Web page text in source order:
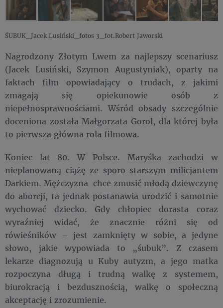
ŚUBUK_Jacek Lusiński_fotos 3_fot.Robert Jaworski
Nagrodzony Złotym Lwem za najlepszy scenariusz
(Jacek Lusiński, Szymon Augustyniak), oparty na
faktach film opowiadający o trudach, z jakimi
zmagają się opiekunowie osób z
niepełnosprawnościami. Wśród obsady szczególnie
doceniona została Małgorzata Gorol, dla której była
to pierwsza główna rola filmowa.
Koniec lat 80. W Polsce. Maryśka zachodzi w
nieplanowaną ciążę ze sporo starszym milicjantem
Darkiem. Mężczyzna chce zmusić młodą dziewczynę
do aborcji, ta jednak postanawia urodzić i samotnie
wychować dziecko. Gdy chłopiec dorasta coraz
wyraźniej widać, że znacznie różni się od
rówieśników – jest zamknięty w sobie, a jedyne
słowo, jakie wypowiada to „śubuk”. Z czasem
lekarze diagnozują u Kuby autyzm, a jego matka
rozpoczyna długą i trudną walkę z systemem,
biurokracją i bezdusznością, walkę o społeczną
akceptację i zrozumienie.